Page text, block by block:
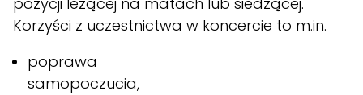
Korzyści z uczestnictwa w koncercie to m.in.
poprawa
samopoczucia,